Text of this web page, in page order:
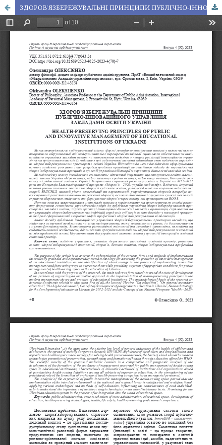
ЗДОРОВ’ЯЗБЕРЕЖУВАЛЬНІ ПРИНЦИПИ ПУБЛІЧНО-ІННОВАЦІЙНОГО УПРАВЛІННЯ ЗАКЛАДАМИ ОСВІТИ УКРАЇНИ